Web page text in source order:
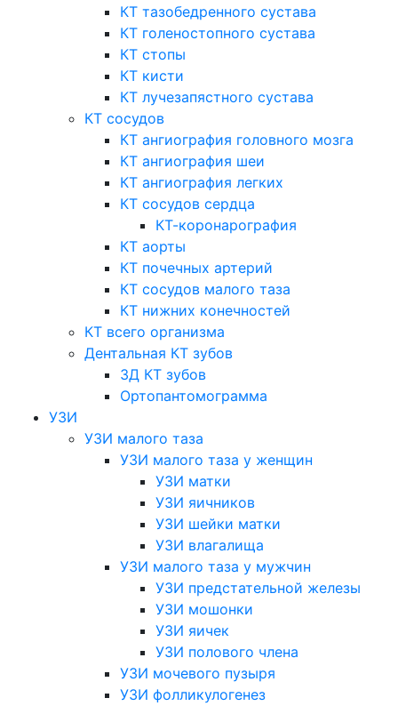
КТ тазобедренного сустава
КТ голеностопного сустава
КТ стопы
КТ кисти
КТ лучезапястного сустава
КТ сосудов
КТ ангиография головного мозга
КТ ангиография шеи
КТ ангиография легких
КТ сосудов сердца
КТ-коронарография
КТ аорты
КТ почечных артерий
КТ сосудов малого таза
КТ нижних конечностей
КТ всего организма
Дентальная КТ зубов
3Д КТ зубов
Ортопантомограмма
УЗИ
УЗИ малого таза
УЗИ малого таза у женщин
УЗИ матки
УЗИ яичников
УЗИ шейки матки
УЗИ влагалища
УЗИ малого таза у мужчин
УЗИ предстательной железы
УЗИ мошонки
УЗИ яичек
УЗИ полового члена
УЗИ мочевого пузыря
УЗИ фолликулогенез